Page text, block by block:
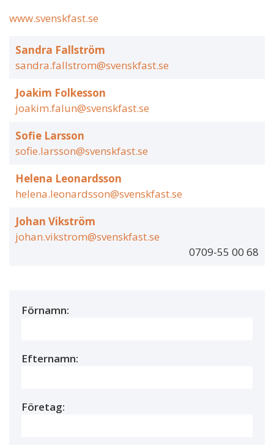
www.svenskfast.se
Sandra Fallström
sandra.fallstrom@svenskfast.se
Joakim Folkesson
joakim.falun@svenskfast.se
Sofie Larsson
sofie.larsson@svenskfast.se
Helena Leonardsson
helena.leonardsson@svenskfast.se
Johan Vikström
johan.vikstrom@svenskfast.se
0709-55 00 68
Förnamn:
Efternamn:
Företag: